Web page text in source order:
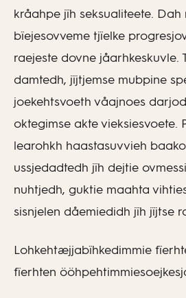
kråahpe jïh seksualiteete.
bïejesovveme tjïelke
raejeste dovne jåarhkeskuvle.
damtedh, jïjtjemse mubpine
joekehtsvoeth våajnoes
oktegimse akte vieksiesvoete.
learohkh haastasuvvieh
ussjedadtedh jïh dejtie
nuhtjedh, guktie maahta
sisnjelen dåemiedidh jïh jïjtse
Lohkehtæjjabïhkedimmie
fïerhten